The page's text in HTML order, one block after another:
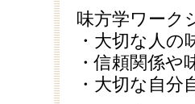
味方学ワーク
・大切な人の
・信頼関係
・大切な自分